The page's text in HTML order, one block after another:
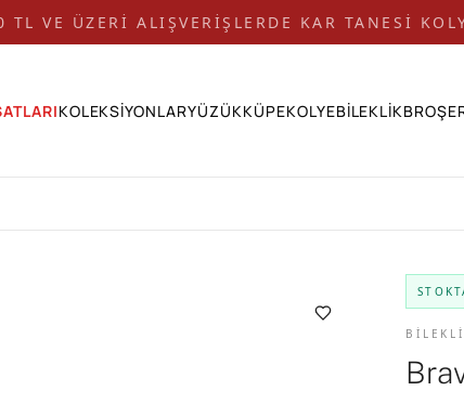
TL VE ÜZERİ ALIŞVERİŞLERDE KAR TANESİ
KOLEKSİYONLARYÜZÜKKÜPEKOLYEBİLEKLİKBROŞ